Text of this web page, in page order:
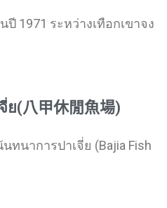
ปี 1971 ระหว่างเทือกเขาจง
(八甲休閒魚場)
ทนาการปาเจี่ย (Bajia Fish